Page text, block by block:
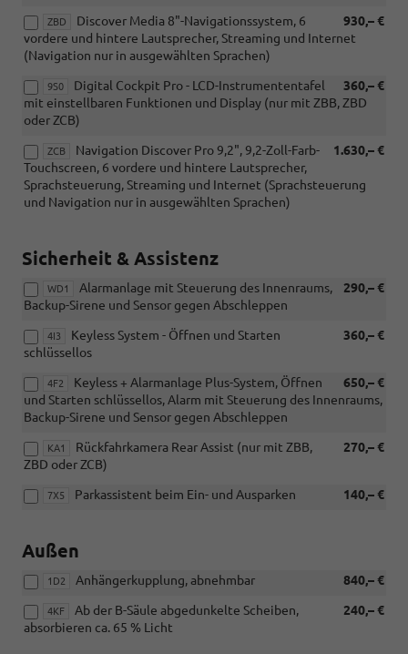
ZBD 930,– €
Discover Media 8"-Navigationssystem, 6
vordere und hintere Lautsprecher, Streaming und Internet
(Navigation nur in ausgewählten Sprachen)
9S0 360,– €
Digital Cockpit Pro - LCD-Instrumententafel
mit einstellbaren Funktionen und Display (nur mit ZBB, ZBD
oder ZCB)
ZCB 1.630,– €
Navigation Discover Pro 9,2", 9,2-Zoll-Farb-
Touchscreen, 6 vordere und hintere Lautsprecher,
Sprachsteuerung, Streaming und Internet (Sprachsteuerung
und Navigation nur in ausgewählten Sprachen)
Sicherheit & Assistenz
WD1 290,– €
Alarmanlage mit Steuerung des Innenraums,
Backup-Sirene und Sensor gegen Abschleppen
4I3 360,– €
Keyless System - Öffnen und Starten
schlüssellos
4F2 650,– €
Keyless + Alarmanlage Plus-System, Öffnen
und Starten schlüssellos, Alarm mit Steuerung des Innenraums,
Backup-Sirene und Sensor gegen Abschleppen
KA1 270,– €
Rückfahrkamera Rear Assist (nur mit ZBB,
ZBD oder ZCB)
7X5 140,– €
Parkassistent beim Ein- und Ausparken
Außen
1D2 840,– €
Anhängerkupplung, abnehmbar
4KF 240,– €
Ab der B-Säule abgedunkelte Scheiben,
absorbieren ca. 65 % Licht